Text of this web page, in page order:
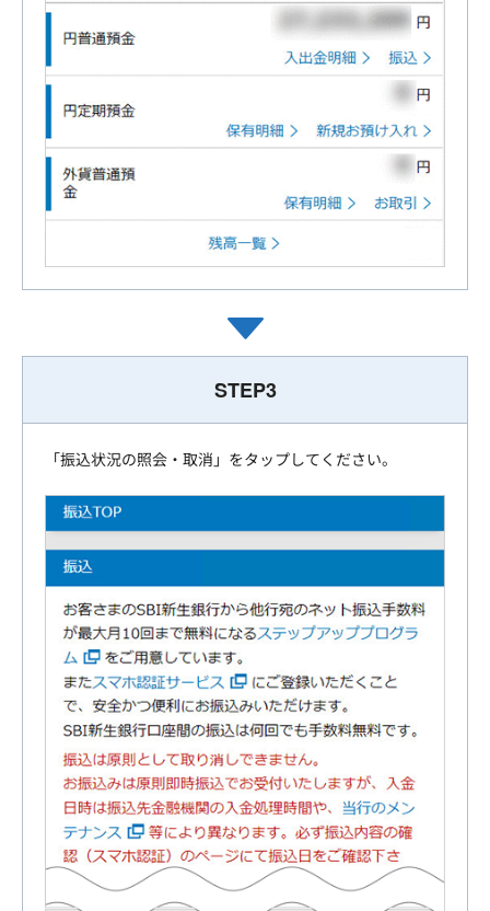
STEP3
「振込状況の照会・取消」をタップしてください。